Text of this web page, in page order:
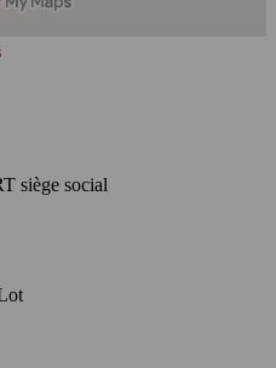
siège social